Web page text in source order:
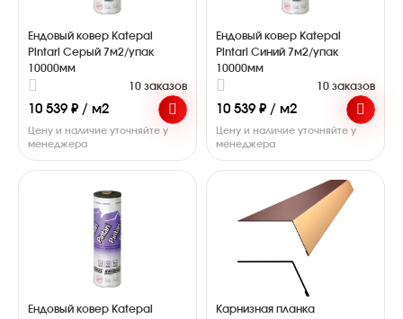
Ендовый ковер Katepal
Pintari Серый 7м2/упак
10000мм
10 заказов
10 539 ₽ / м2
Цену и наличие уточняйте у
менеджера
Ендовый ковер Katepal
Pintari Синий 7м2/упак
10000мм
10 заказов
10 539 ₽ / м2
Цену и наличие уточняйте у
менеджера
Ендовый ковер Katepal
Карнизная планка